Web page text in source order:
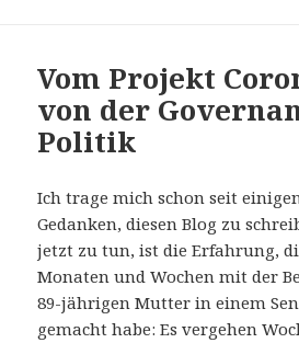
Vom Projekt
von der
Politik
Ich trage mich schon seit
Gedanken, diesen Blog zu
jetzt zu tun, ist die Erfahrung,
Monaten und Wochen mit der
89-jährigen Mutter in einem
gemacht habe: Es vergehen